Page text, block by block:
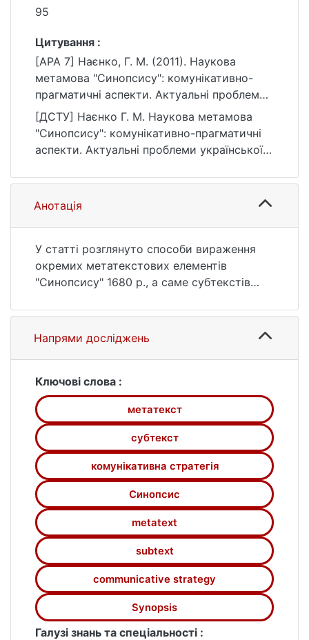
95
Цитування :
[APA 7] Наєнко, Г. М. (2011). Наукова
метамова "Синопсису": комунікативно-
прагматичні аспекти. Актуальні проблеми
української лінгвістики: теорія і практика,
(22), 83–95.
https://ir.library.knu.ua/handle/15071834/1017
[ДСТУ] Наєнко Г. М. Наукова метамова
"Синопсису": комунікативно-прагматичні
аспекти. Актуальні проблеми української
С. 83—95. URL:
https://ir.library.knu.ua/handle/15071834/1017
9 (дата звернення: 25.07.2026).
Анотація
У статті розглянуто способи вираження
окремих метатекстових елементів
"Синопсису" 1680 р., а саме субтекстів
маркерів інтертекстуальності.
Реконструкція комунікативної стратегії
дозволяє запропонувати інтерпретацію
Напрями досліджень
Ключові слова :
метатекст
субтекст
комунікативна стратегія
Синопсис
metatext
subtext
communicative strategy
Synopsis
Галузі знань та спеціальності :